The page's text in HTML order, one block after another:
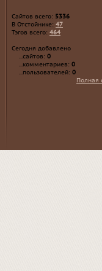
Сайтов всего: 5336
В Отстойнике: 47
Тэгов всего: 464
Сегодня добавлено
...сайтов: 0
...комментариев: 0
...пользователей: 0
Полная